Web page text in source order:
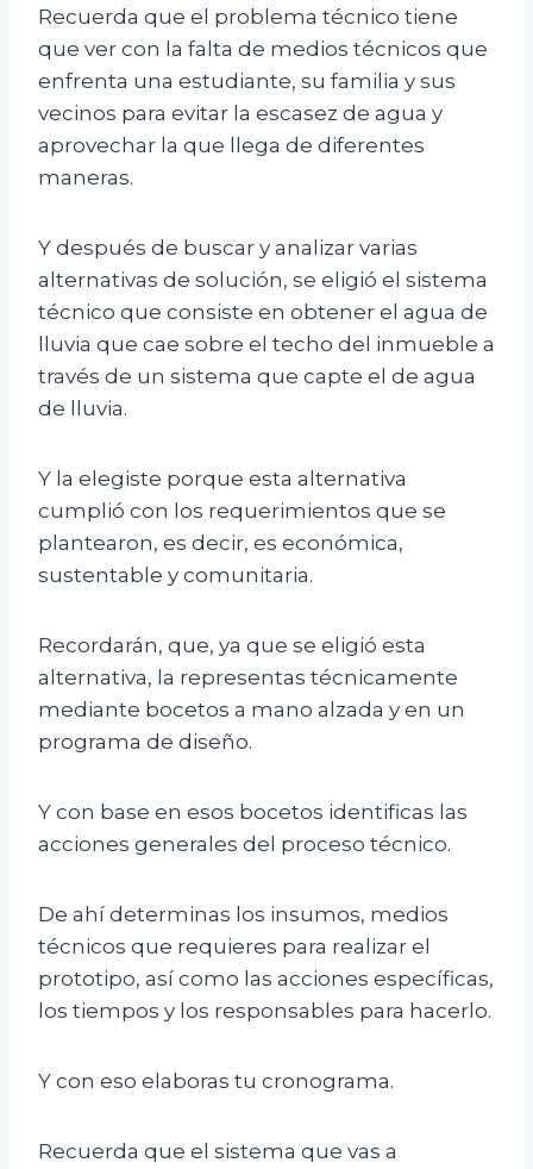
Recuerda que el problema técnico tiene
que ver con la falta de medios técnicos que
enfrenta una estudiante, su familia y sus
vecinos para evitar la escasez de agua y
aprovechar la que llega de diferentes
maneras.
Y después de buscar y analizar varias
alternativas de solución, se eligió el sistema
técnico que consiste en obtener el agua de
lluvia que cae sobre el techo del inmueble a
través de un sistema que capte el de agua
de lluvia.
Y la elegiste porque esta alternativa
cumplió con los requerimientos que se
plantearon, es decir, es económica,
sustentable y comunitaria.
Recordarán, que, ya que se eligió esta
alternativa, la representas técnicamente
mediante bocetos a mano alzada y en un
programa de diseño.
Y con base en esos bocetos identificas las
acciones generales del proceso técnico.
De ahí determinas los insumos, medios
técnicos que requieres para realizar el
prototipo, así como las acciones específicas,
los tiempos y los responsables para hacerlo.
Y con eso elaboras tu cronograma.
Recuerda que el sistema que vas a